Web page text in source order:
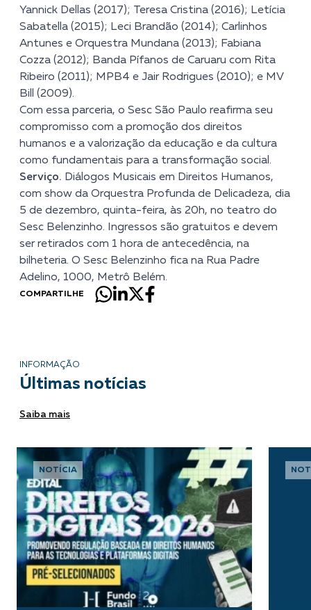
Yannick Dellas (2017); Teresa Cristina (2016); Letícia
Sabatella (2015); Leci Brandão (2014); Carlinhos
Antunes e Orquestra Mundana (2013); Fabiana
Cozza (2012); Banda Pífanos de Caruaru com Rita
Ribeiro (2011); MPB4 e Jair Rodrigues (2010); e MV
Bill (2009).
Com essa parceria, o Sesc São Paulo reafirma seu
compromisso com a promoção dos direitos
humanos e a valorização da educação e da cultura
como fundamentais para a transformação social.
Serviço. Diálogos Musicais em Direitos Humanos,
com show da Orquestra Profunda de Delicadeza, dia
5 de dezembro, quinta-feira, às 20h, no teatro do
Sesc Belenzinho. Ingressos são gratuitos e devem
ser retirados com 1 hora de antecedência, na
bilheteria. O Sesc Belenzinho fica na Rua Padre
Adelino, 1000, Metrô Belém.
COMPARTILHE
INFORMAÇÃO
Últimas notícias
Saiba mais
NOTÍCIA